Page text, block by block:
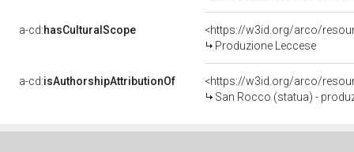
a-cd:hasCulturalScope
<https://w3id.org/arco/
Produzione Leccese
a-cd:isAuthorshipAttributionOf
<https://w3id.org/arco/
San Rocco (statua) -